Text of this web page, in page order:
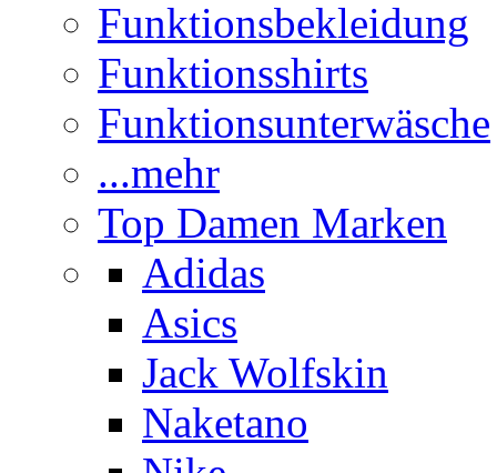
Funktionsbekleidung
Funktionsshirts
Funktionsunterwäsche
...mehr
Top Damen Marken
Adidas
Asics
Jack Wolfskin
Naketano